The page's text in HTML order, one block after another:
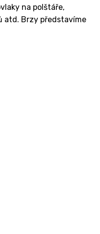
na polštáře,
atd. Brzy představíme